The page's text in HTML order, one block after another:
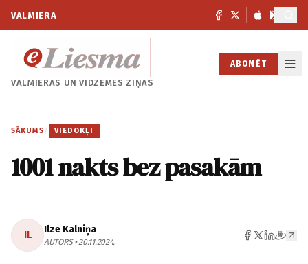
VALMIERA
VALMIERAS UNVIDZEMES ZIŅAS
ABONĒT
SĀKUMS / VIEDOKĻI
1001 nakts bez pasakām
IL Ilze Kalniņa
AUTORS • 20.11.2024.